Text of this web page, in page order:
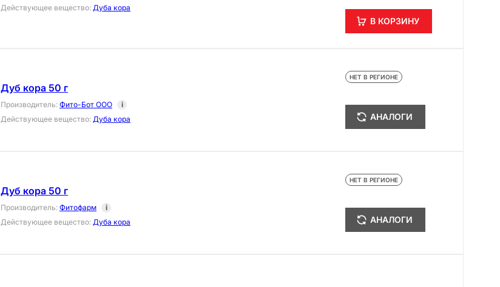
Действующее вещество: Дуба кора
В КОРЗИНУ
Дуб кора 50 г
Производитель: Фито-Бот ООО
i
Действующее вещество: Дуба кора
НЕТ В РЕГИОНЕ
АНАЛОГИ
Дуб кора 50 г
Производитель: Фитофарм
i
Действующее вещество: Дуба кора
НЕТ В РЕГИОНЕ
АНАЛОГИ